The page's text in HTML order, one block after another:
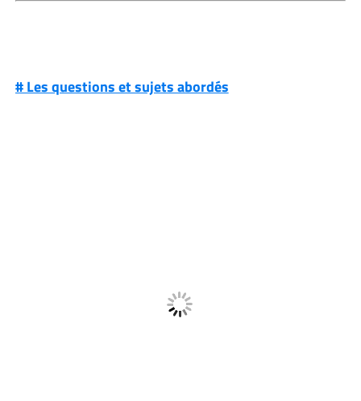
# Les questions et sujets abordés